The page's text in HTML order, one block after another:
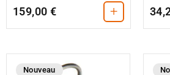
159,00 € +
Nouveau